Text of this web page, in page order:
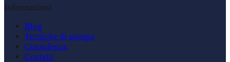
Informazioni
Blog
Tecniche di stampa
Consulenza
Contatti